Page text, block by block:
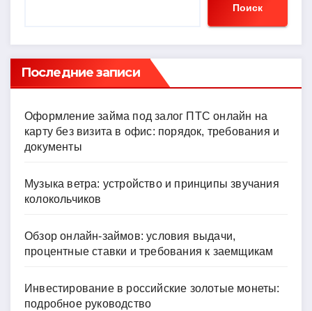
Поиск
Последние записи
Оформление займа под залог ПТС онлайн на
карту без визита в офис: порядок, требования и
документы
Музыка ветра: устройство и принципы звучания
колокольчиков
Обзор онлайн-займов: условия выдачи,
процентные ставки и требования к заемщикам
Инвестирование в российские золотые монеты:
подробное руководство